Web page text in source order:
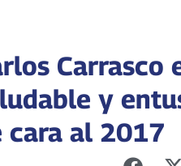
Carrasco
y
cara al 2017